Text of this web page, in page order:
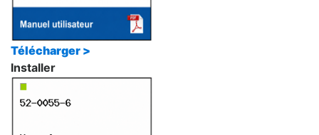
Télécharger >
Installer